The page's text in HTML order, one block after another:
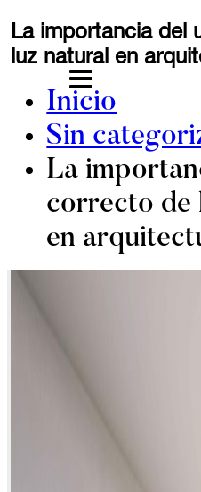
Saltar
al
contenido
La importancia del
luz natural en
Inicio
Sin
La
correcto de
en